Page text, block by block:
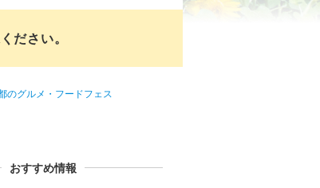
ださい。
のグルメ・フードフェス
おすすめ情報